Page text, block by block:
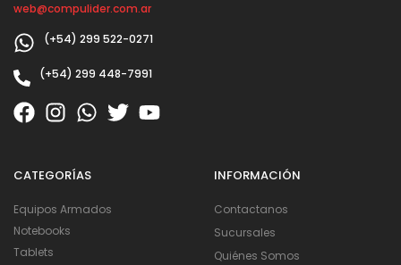
web@compulider.com.ar
(+54) 299 522-0271
(+54) 299 448-7991
CATEGORÍAS
Equipos Armados
Notebooks
Tablets
INFORMACIÓN
Contactanos
Sucursales
Quiénes Somos